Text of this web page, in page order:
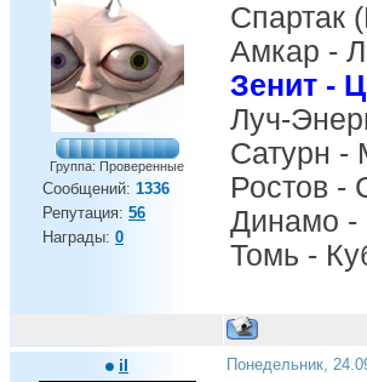
Группа: Проверенные
Сообщений: 1336
Репутация: 56
Награды: 0
Спартак
Амкар -
Зенит -
Луч-
Сатурн -
Ростов -
Динамо -
Томь -
il Понедельник,